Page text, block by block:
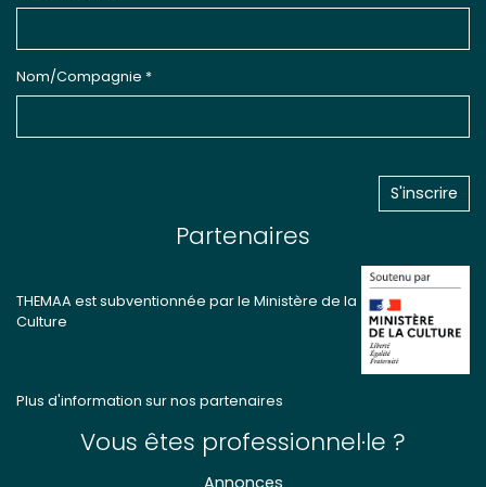
Nom/Compagnie *
Partenaires
THEMAA est subventionnée par le Ministère de la
Culture
Plus d'information sur nos partenaires
Vous êtes professionnel·le ?
Annonces